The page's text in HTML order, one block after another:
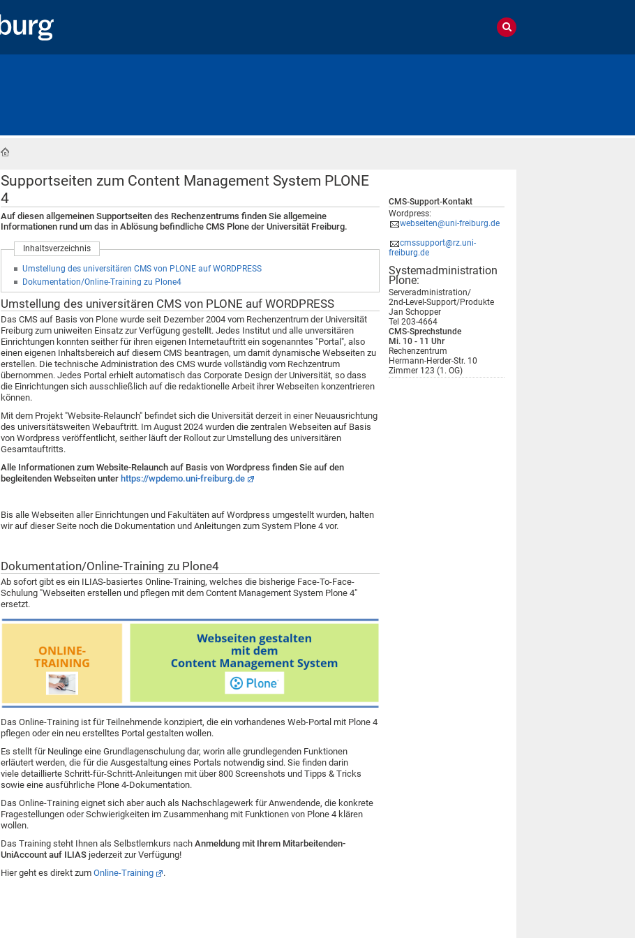
Supportseiten zum Content Management System PLONE
4
Auf diesen allgemeinen Supportseiten des Rechenzentrums finden Sie allgemeine
Informationen rund um das in Ablösung befindliche CMS Plone der Universität Freiburg.
Inhaltsverzeichnis
Umstellung des universitären CMS von PLONE auf WORDPRESS
Dokumentation/Online-Training zu Plone4
Umstellung des universitären CMS von PLONE auf WORDPRESS
Das CMS auf Basis von Plone wurde seit Dezember 2004 vom Rechenzentrum der Universität
Freiburg zum uniweiten Einsatz zur Verfügung gestellt. Jedes Institut und alle unversitären
Einrichtungen konnten seither für ihren eigenen Internetauftritt ein sogenanntes "Portal", also
einen eigenen Inhaltsbereich auf diesem CMS beantragen, um damit dynamische Webseiten zu
erstellen. Die technische Administration des CMS wurde vollständig vom Rechzentrum
übernommen. Jedes Portal erhielt automatisch das Corporate Design der Universität, so dass
die Einrichtungen sich ausschließlich auf die redaktionelle Arbeit ihrer Webseiten konzentrieren
können.
Mit dem Projekt "Website-Relaunch" befindet sich die Universität derzeit in einer Neuausrichtung
des universitätsweiten Webauftritt. Im August 2024 wurden die zentralen Webseiten auf Basis
von Wordpress veröffentlicht, seither läuft der Rollout zur Umstellung des universitären
Gesamtauftritts.
Alle Informationen zum Website-Relaunch auf Basis von Wordpress finden Sie auf den
begleitenden Webseiten unter https://wpdemo.uni-freiburg.de
Bis alle Webseiten aller Einrichtungen und Fakultäten auf Wordpress umgestellt wurden, halten
wir auf dieser Seite noch die Dokumentation und Anleitungen zum System Plone 4 vor.
Dokumentation/Online-Training zu Plone4
Ab sofort gibt es ein ILIAS-basiertes Online-Training, welches die bisherige Face-To-Face-
Schulung "Webseiten erstellen und pflegen mit dem Content Management System Plone 4"
ersetzt.
Das Online-Training ist für Teilnehmende konzipiert, die ein vorhandenes Web-Portal mit Plone 4
pflegen oder ein neu erstelltes Portal gestalten wollen.
Es stellt für Neulinge eine Grundlagenschulung dar, worin alle grundlegenden Funktionen
erläutert werden, die für die Ausgestaltung eines Portals notwendig sind. Sie finden darin
viele detaillierte Schritt-für-Schritt-Anleitungen mit über 800 Screenshots und Tipps & Tricks
sowie eine ausführliche Plone 4-Dokumentation.
Das Online-Training eignet sich aber auch als Nachschlagewerk für Anwendende, die konkrete
Fragestellungen oder Schwierigkeiten im Zusammenhang mit Funktionen von Plone 4 klären
wollen.
Das Training steht Ihnen als Selbstlernkurs nach Anmeldung mit Ihrem Mitarbeitenden-
UniAccount auf ILIAS jederzeit zur Verfügung!
Hier geht es direkt zum Online-Training .
CMS-Support-Kontakt
Wordpress:
webseiten@uni-freiburg.de
cmssupport@rz.uni-
freiburg.de
Systemadministration
Plone:
Serveradministration/
2nd-Level-Support/Produkte
Jan Schopper
Tel 203-4664
CMS-Sprechstunde
Mi. 10 - 11 Uhr
Rechenzentrum
Hermann-Herder-Str. 10
Zimmer 123 (1. OG)